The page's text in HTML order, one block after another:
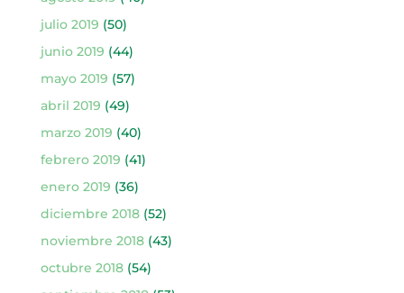
julio 2019 (50)
junio 2019 (44)
mayo 2019 (57)
abril 2019 (49)
marzo 2019 (40)
febrero 2019 (41)
enero 2019 (36)
diciembre 2018(52)
noviembre 2018(43)
octubre 2018(54)